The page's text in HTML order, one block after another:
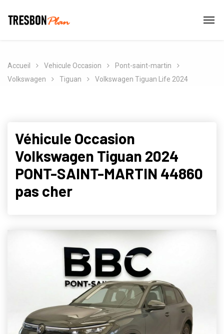
Accueil Vehicule Occasion
Pont-saint-martin
Volkswagen
Tiguan Volkswagen Tiguan Life 2024
Véhicule Occasion
Volkswagen Tiguan 2024
PONT-SAINT-MARTIN 44860
pas cher